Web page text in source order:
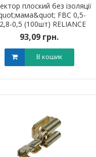
NIK 2300
обл)
грн.
плоский без ізоляції
FBC 0,5-
0,5 (100шт) RELIANCE
93,09 грн.
В кошик